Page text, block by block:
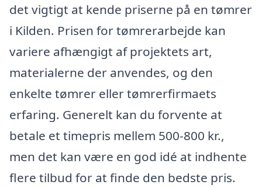
det vigtigt at kende priserne på en tømrer
i Kilden. Prisen for tømrerarbejde kan
variere afhængigt af projektets art,
materialerne der anvendes, og den
enkelte tømrer eller tømrerfirmaets
erfaring. Generelt kan du forvente at
betale et timepris mellem 500-800 kr.,
men det kan være en god idé at indhente
flere tilbud for at finde den bedste pris.